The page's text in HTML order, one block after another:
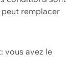
peut remplacer
vous avez le